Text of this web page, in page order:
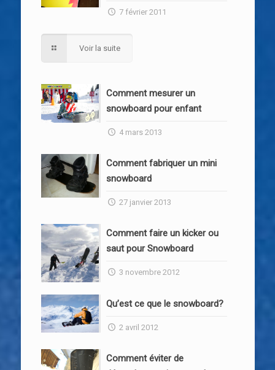
7 février 2011
Voir la suite
Comment mesurer un
snowboard pour enfant
4 mars 2013
Comment fabriquer un mini
snowboard
27 janvier 2013
Comment faire un kicker ou
saut pour Snowboard
3 novembre 2012
Qu’est ce que le snowboard?
2 avril 2012
Comment éviter de